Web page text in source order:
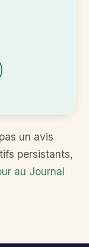
un avis
persistants,
au Journal